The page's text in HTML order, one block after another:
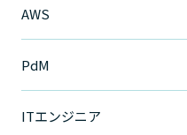
AWS
PdM
ITエンジニア